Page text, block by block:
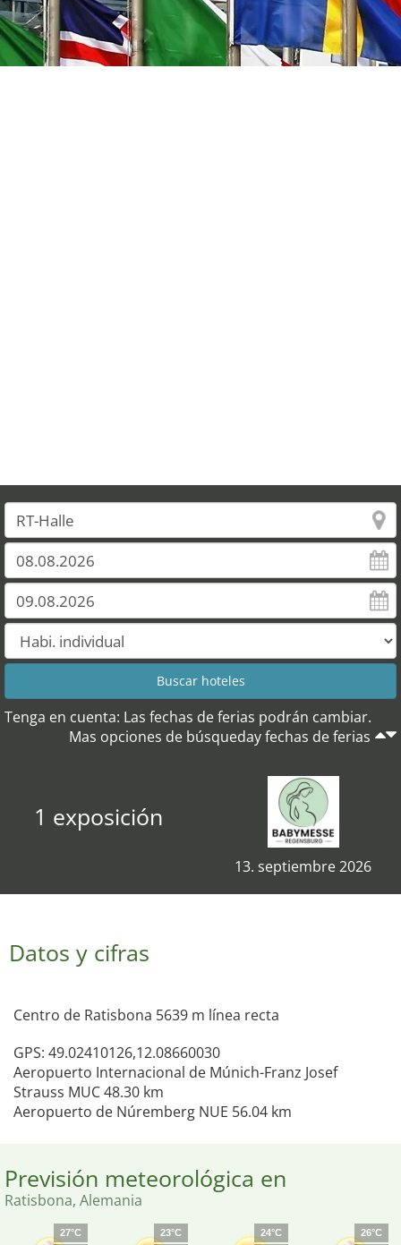
Tenga en cuenta: Las fechas de ferias podrán cambiar.
Mas opciones de búsqueday fechas de ferias
1 exposición
13. septiembre 2026
Datos y cifras
Centro de Ratisbona 5639 m línea recta
GPS: 49.02410126,12.08660030
Aeropuerto Internacional de Múnich-Franz Josef
Strauss MUC 48.30 km
Aeropuerto de Núremberg NUE 56.04 km
Previsión meteorológica en
Ratisbona, Alemania
27°C
23°C
24°C
26°C